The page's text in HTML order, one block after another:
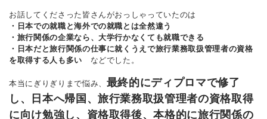
お話してくださった皆さんがおっしゃっていたのは
・日本での就職と海外での就職とは全然違う
・旅行関係の企業なら、大学行かなくても就職できる
・日本だと旅行関係の仕事に就くうえで旅行業務取扱管理者の資格
を取得する人も多い などでした。
本当にぎりぎりまで悩み、 最終的にディプロマで修了
し、日本へ帰国、旅行業務取扱管理者の資格取得
に向け勉強し、資格取得後、本格的に旅行関係の